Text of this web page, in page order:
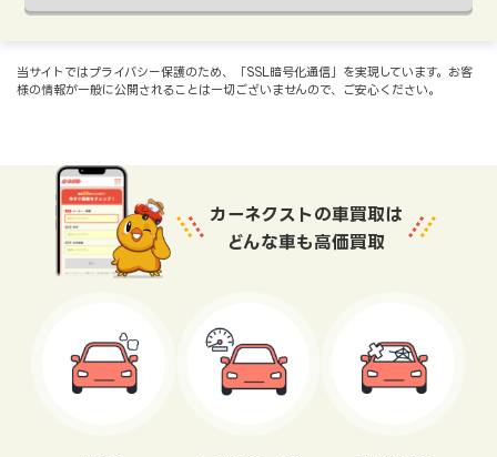
当サイトではプライバシー保護のため、「SSL暗号化通信」を実現しています。お客
様の情報が一般に公開されることは一切ございませんので、ご安心ください。
カーネクストの車買取は
どんな車も高価買取